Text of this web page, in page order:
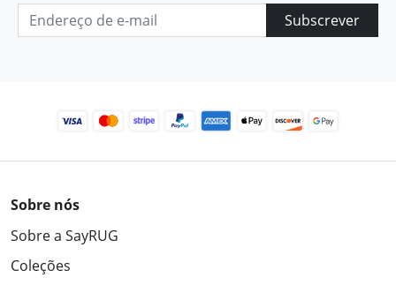
Subscrever
Sobre nós
Sobre a SayRUG
Coleções